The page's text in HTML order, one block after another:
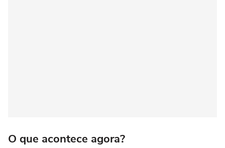
O que acontece agora?